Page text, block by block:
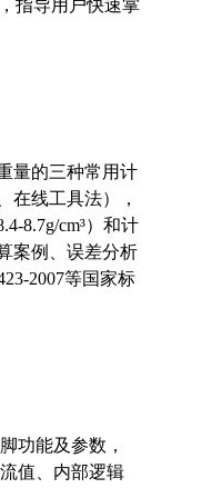
指导用户快速掌
量的三种常用计
在线工具法），
8.7g/cm³）和计
案例、误差分析
2007等国家标
功能及参数，
值、内部逻辑